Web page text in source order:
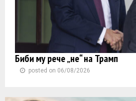
Биби му рече „не“ на Трамп
posted on 06/08/2026